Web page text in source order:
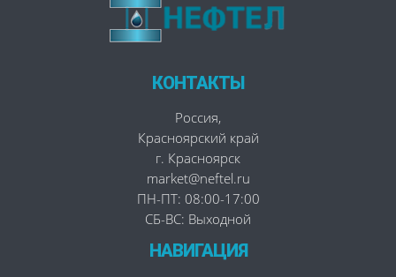
КОНТАКТЫ
Россия,
Красноярский край
г. Красноярск
market@neftel.ru
ПН-ПТ: 08:00-17:00
СБ-ВС: Выходной
НАВИГАЦИЯ